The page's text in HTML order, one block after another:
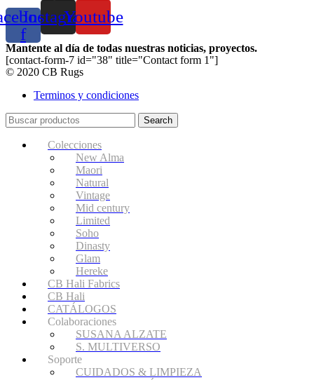
f
InstagramYoutube
Mantente al día de todas nuestras noticias, proyectos.
[contact-form-7 id="38" title="Contact form 1"]
© 2020 CB Rugs
Terminos y condiciones
Search
Colecciones
New Alma
Maori
Natural
Vintage
Mid century
Limited
Soho
Dinasty
Glam
Hereke
CB Hali Fabrics
CB Hali
CATÁLOGOS
Colaboraciones
SUSANA ALZATE
S. MULTIVERSO
Soporte
CUIDADOS & LIMPIEZA